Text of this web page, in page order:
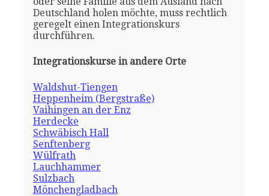
Deutschland holen möchte, muss rechtlich
geregelt einen Integrationskurs
durchführen.
Integrationskurse in andere Orte
Waldshut-Tiengen
Heppenheim (Bergstraße)
Vaihingen an der Enz
Herdecke
Schwäbisch Hall
Senftenberg
Wülfrath
Lauchhammer
Sulzbach
Mönchengladbach